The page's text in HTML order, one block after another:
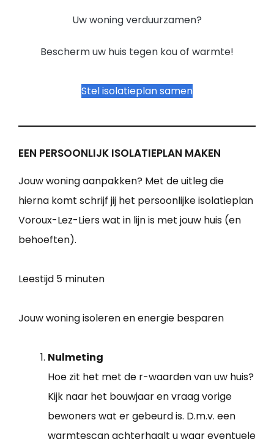
Uw woning verduurzamen?
Bescherm uw huis tegen kou of warmte!
Stel isolatieplan samen
EEN PERSOONLIJK ISOLATIEPLAN MAKEN
Jouw woning aanpakken? Met de uitleg die
hierna komt schrijf jij het persoonlijke isolatieplan
Voroux-Lez-Liers wat in lijn is met jouw huis (en
behoeften).
Leestijd 5 minuten
Jouw woning isoleren en energie besparen
Nulmeting
Hoe zit het met de r-waarden van uw huis?
Kijk naar het bouwjaar en vraag vorige
bewoners wat er gebeurd is. D.m.v. een
warmtescan achterhaalt u waar eventuele